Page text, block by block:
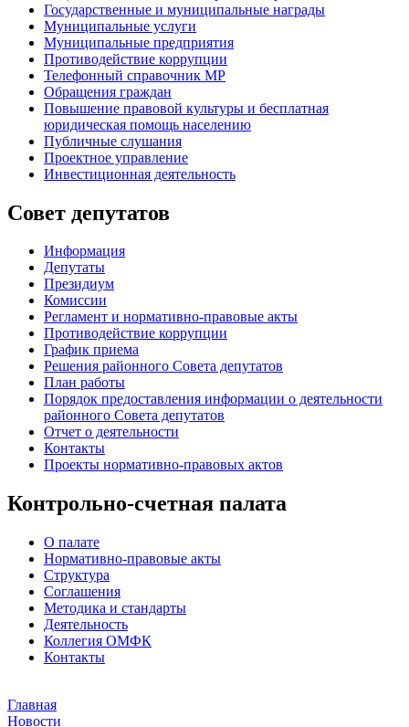
Государственные и муниципальные награды
Муниципальные услуги
Муниципальные предприятия
Противодействие коррупции
Телефонный справочник МР
Обращения граждан
Повышение правовой культуры и бесплатная
юридическая помощь населению
Публичные слушания
Проектное управление
Инвестиционная деятельность
Совет депутатов
Информация
Депутаты
Президиум
Комиссии
Регламент и нормативно-правовые акты
Противодействие коррупции
График приема
Решения районного Совета депутатов
План работы
Порядок предоставления информации о деятельности
районного Совета депутатов
Отчет о деятельности
Контакты
Проекты нормативно-правовых актов
Контрольно-счетная палата
О палате
Нормативно-правовые акты
Структура
Соглашения
Методика и стандарты
Деятельность
Коллегия ОМФК
Контакты
Главная
Новости